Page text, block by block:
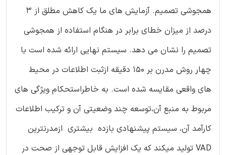
همجوشی تصمیم. آزمایش های ما یک کاهش مطلق از 3
درصد از میزان خطای برابر در هنگام استفاده از همجوشی
تصمیم را نشان می دهد. سیستم نهایی ارائه شده است با
چهار روش مدرن بر 150 دقیقه ازثبت اطلاعات در محیط
های واقعی مقایسه شده است. به خاطراستحکام ویژگی های
مربوط به منبع آن،توسعه چند وضعیتی آن و ترکیب اطلاعات
کارآمد آن، سیستم پیشنهادی بازده بیشتری ازمدرنترین
VAD تولید میکند که یک افزایش قابل توجهی از صحت در